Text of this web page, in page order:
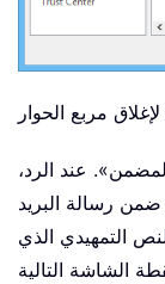
عند الرد،
رسالة البريد
التمهيدي الذي